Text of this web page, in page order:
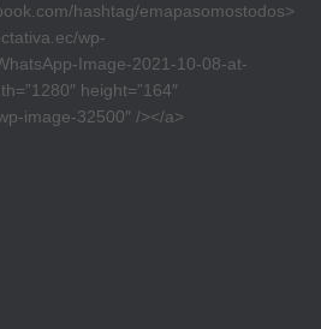
hashtag/emapasomostodos>
wp-
Image-2021-10-08-at-
height=”164″
image-32500″ /></a>